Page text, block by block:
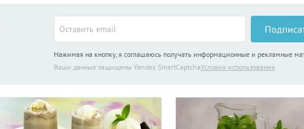
Нажимая на кнопку, я соглашаюсь получать информационные и рекламные
Ваши данные защищены Yandex SmartCaptchaУсловия использования